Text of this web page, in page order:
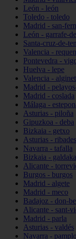
León - león
Toledo - toledo
Madrid - san-
León - garrafe-
Santa-cruz-de-
Valencia -
Pontevedra -
Huelva - lepe
Valencia - alginet
Madrid -
Madrid - coslada
Málaga -
Asturias - piloña
Gipuzkoa - deba
Bizkaia - getxo
Asturias -
Navarra - tafalla
Bizkaia -
Alicante -
Burgos - burgos
Madrid - algete
Madrid - meco
Badajoz - don-
Alicante - sant-
Madrid - parla
Asturias - valdés
Navarra -